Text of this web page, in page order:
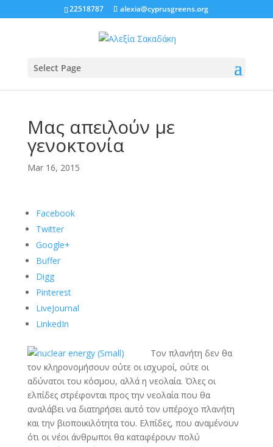
22518787 alexia@cyprusgreens.org
Select Page
Μας απειλούν με
γενοκτονία
Mar 16, 2015
Facebook
Twitter
Google+
Buffer
Digg
Pinterest
LiveJournal
LinkedIn
Τον πλανήτη δεν θα
τον κληρονομήσουν ούτε οι ισχυροί, ούτε οι
αδύνατοι του κόσμου, αλλά η νεολαία. Όλες οι
ελπίδες στρέφονται προς την νεολαία που θα
αναλάβει να διατηρήσει αυτό τον υπέροχο πλανήτη
και την βιοποικιλότητα του. Ελπίδες, που αναμένουν
ότι οι νέοι άνθρωποι θα καταφέρουν πολύ